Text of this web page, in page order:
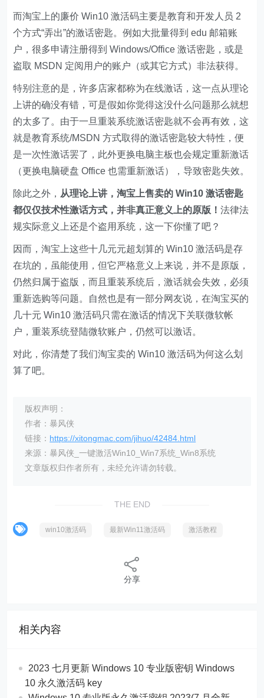
而淘宝上的廉价 Win10 激活码主要是教育和开发人员 2
个方式“弄出”的激话密匙。例如大批量得到 edu 邮箱账
户，很多申请注册得到 Windows/Office 激话密匙，或是
盗取 MSDN 定阅用户的账户（或其它方式）非法获得。
特别注意的是，许多店家都称为在线激话，这一点从理论
上讲的确没有错，可是假如你觉得这没什么问题那么就想
的太多了。由于一旦重装系统激话密匙就不会再有效，这
就是教育系统/MSDN 方式取得的激话密匙较大特性，便
是一次性激话罢了，此外更换电脑主板也会规定重新激话
（更换电脑硬盘 Office 也需重新激话），导致密匙失效。
除此之外， 从理论上讲，淘宝上售卖的 Win10 激话密匙
都仅仅技术性激话方式，并非真正意义上的原版！法律法
规实际意义上还是个盗用系统，这一下你懂了吧？
因而，淘宝上这些十几元元超划算的 Win10 激活码是存
在坑的，虽能使用，但它严格意义上来说，并不是原版，
仍然归属于盗版，而且重装系统后，激话就会失效，必须
重新选购等问题。自然也是有一部分网友说，在淘宝买的
几十元 Win10 激活码只需在激话的情况下关联微软帐
户，重装系统登陆微软账户，仍然可以激话。
对此，你清楚了我们淘宝卖的 Win10 激活码为何这么划
算了吧。
版权声明：
作者：暴风侠
链接： https://xitongmac.com/jihuo/42484.html
来源：暴风侠_一键激活Win10_Win7系统_Win8系统
文章版权归作者所有，未经允许请勿转载。
THE END
win10激活码 最新Win11激活码 激活教程
分享
相关内容
2023 七月更新 Windows 10 专业版密钥 Windows
10 永久激活码 key